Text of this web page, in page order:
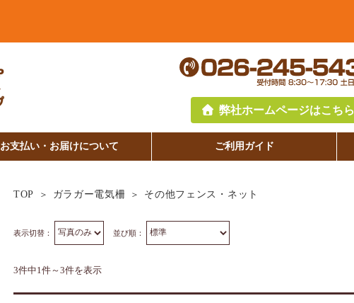
弊社ホームページはこちら
お支払い・お届けについて ご利用ガイド
TOP ガラガー電気柵 その他フェンス・ネット
表示切替： 並び順：
3件中1件～3件を表示